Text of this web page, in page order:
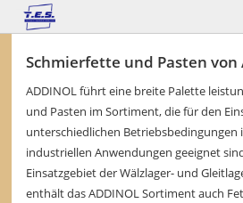
Schmierfette und Pasten von
ADDINOL führt eine breite Palette
und Pasten im Sortiment, die für den
unterschiedlichen
industriellen Anwendungen geeignet
Einsatzgebiet der Wälzlager- und
enthält das ADDINOL Sortiment auch